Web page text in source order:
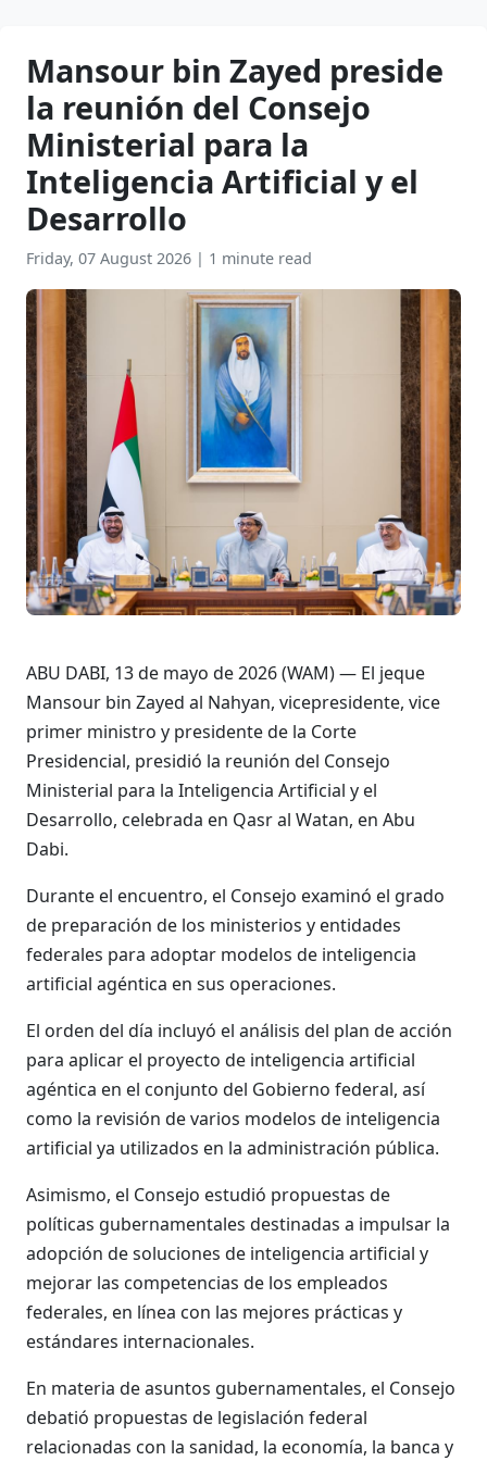
Mansour bin Zayed preside
la reunión del Consejo
Ministerial para la
Inteligencia Artificial y el
Desarrollo
Friday, 07 August 2026 | 1 minute read
ABU DABI, 13 de mayo de 2026 (WAM) — El jeque
Mansour bin Zayed al Nahyan, vicepresidente, vice
primer ministro y presidente de la Corte
Presidencial, presidió la reunión del Consejo
Ministerial para la Inteligencia Artificial y el
Desarrollo, celebrada en Qasr al Watan, en Abu
Dabi.
Durante el encuentro, el Consejo examinó el grado
de preparación de los ministerios y entidades
federales para adoptar modelos de inteligencia
artificial agéntica en sus operaciones.
El orden del día incluyó el análisis del plan de acción
para aplicar el proyecto de inteligencia artificial
agéntica en el conjunto del Gobierno federal, así
como la revisión de varios modelos de inteligencia
artificial ya utilizados en la administración pública.
Asimismo, el Consejo estudió propuestas de
políticas gubernamentales destinadas a impulsar la
adopción de soluciones de inteligencia artificial y
mejorar las competencias de los empleados
federales, en línea con las mejores prácticas y
estándares internacionales.
En materia de asuntos gubernamentales, el Consejo
debatió propuestas de legislación federal
relacionadas con la sanidad, la economía, la banca y